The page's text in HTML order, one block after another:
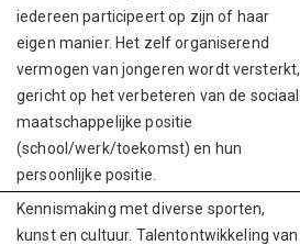
iedereen participeert op zijn of haar
eigen manier. Het zelf organiserend
vermogen van jongeren wordt versterkt,
gericht op het verbeteren van de sociaal
maatschappelijke positie
(school/werk/toekomst) en hun
persoonlijke positie.
Kennismaking met diverse sporten,
kunst en cultuur. Talentontwikkeling van